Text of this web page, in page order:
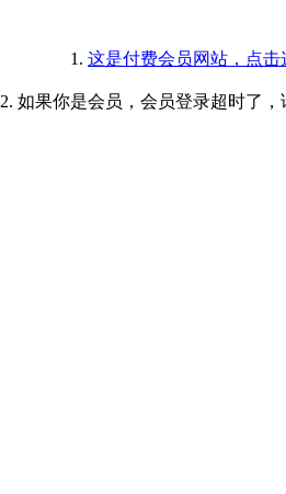
1. 这是付费会员网站，点击
2. 如果你是会员，会员登录超时了